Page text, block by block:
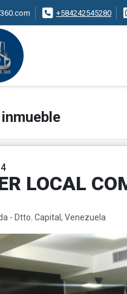
+584242545280
LOCAL
- Dtto. Capital, Venezuela